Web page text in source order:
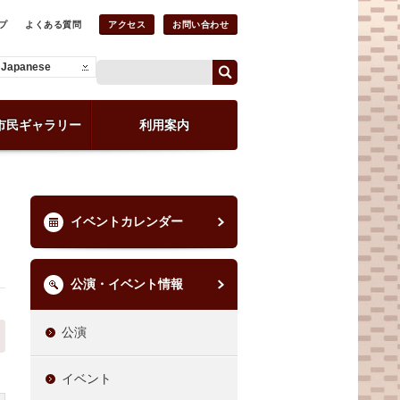
よくある質問 アクセス お問い合わせ
Japanese
民ギャラリー 利用案内
イベントカレンダー
公演・イベント情報
公演
イベント